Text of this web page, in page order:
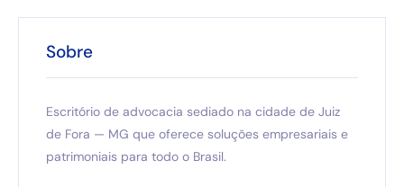
Sobre
Escritório de advocacia sediado na cidade de Juiz
de Fora — MG que oferece soluções empresariais e
patrimoniais para todo o Brasil.